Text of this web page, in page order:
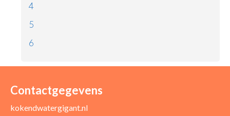
4
5
6
Contactgegevens
kokendwatergigant.nl